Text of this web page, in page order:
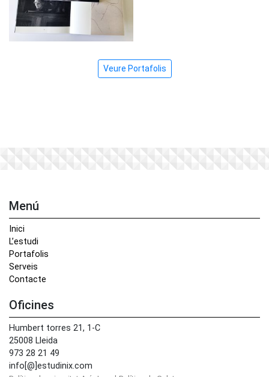
Veure Portafolis
Menú
Inici
L’estudi
Portafolis
Serveis
Contacte
Oficines
Humbert torres 21, 1-C
25008 Lleida
973 28 21 49
info[@]estudinix.com